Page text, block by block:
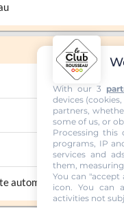
automatique
With our 3
devices
partners,
some of us, or
Processing this
programs, IP
services and
them,
You can
icon. You can
activities not